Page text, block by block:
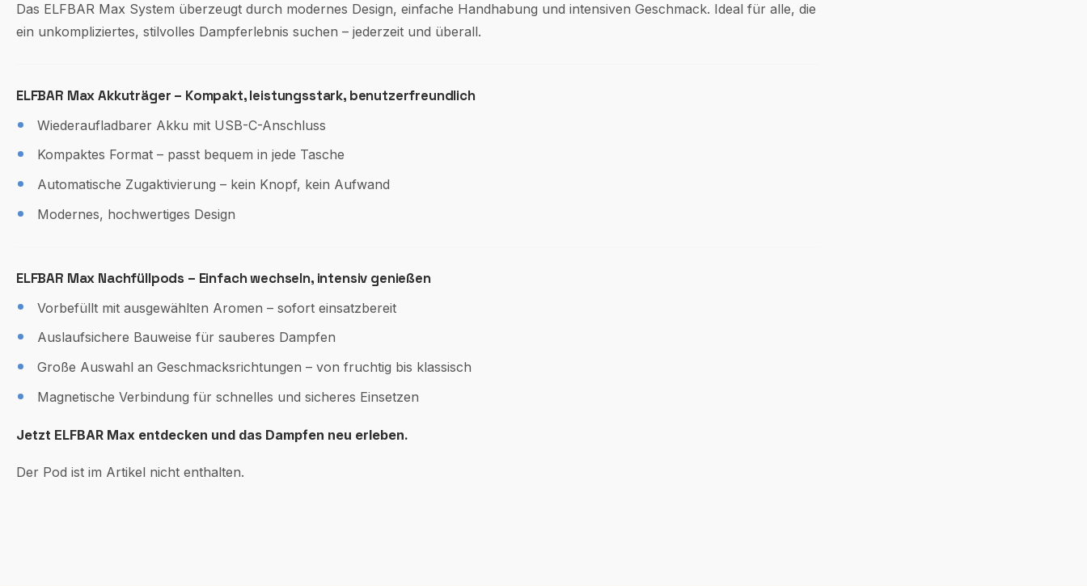
Das ELFBAR Max System überzeugt durch modernes Design, einfache Handhabung und intensiven Geschmack. Ideal für alle, die
ein unkompliziertes, stilvolles Dampferlebnis suchen – jederzeit und überall.
ELFBAR Max Akkuträger – Kompakt, leistungsstark, benutzerfreundlich
Wiederaufladbarer Akku mit USB-C-Anschluss
Kompaktes Format – passt bequem in jede Tasche
Automatische Zugaktivierung – kein Knopf, kein Aufwand
Modernes, hochwertiges Design
ELFBAR Max Nachfüllpods – Einfach wechseln, intensiv genießen
Vorbefüllt mit ausgewählten Aromen – sofort einsatzbereit
Auslaufsichere Bauweise für sauberes Dampfen
Große Auswahl an Geschmacksrichtungen – von fruchtig bis klassisch
Magnetische Verbindung für schnelles und sicheres Einsetzen
Jetzt ELFBAR Max entdecken und das Dampfen neu erleben.
Der Pod ist im Artikel nicht enthalten.